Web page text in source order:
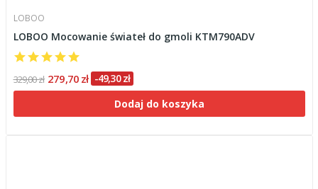
LOBOO
LOBOO Mocowanie świateł do gmoli KTM790ADV
329,00 zł 279,70 zł -49,30 zł
Dodaj do koszyka